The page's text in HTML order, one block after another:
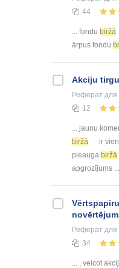
44
... fondu biržā
ārpus fondu
Akciju
Реферат для
12
... jaunu
biržā
ir
pieauga biržā
apgrozījums ...
Реферат для
34
... , veicot